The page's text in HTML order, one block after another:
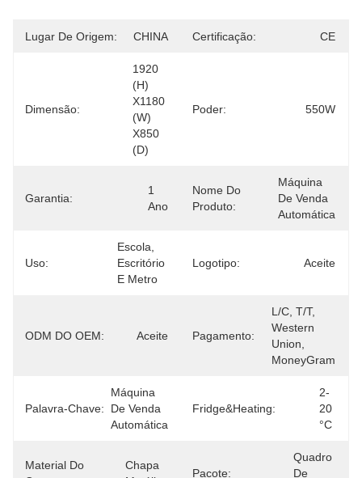
Lugar De Origem: CHINA Certificação: CE
Dimensão:
1920
(H)
X1180
(W)
X850
(D)
Poder: 550W
Garantia:
1
Ano
Nome Do
Produto:
Máquina
De Venda
Automática
Uso:
Escola,
Escritório
E Metro
Logotipo: Aceite
ODM DO OEM: Aceite Pagamento:
L/C, T/T,
Western
Union,
MoneyGram
Palavra-Chave:
Máquina
De Venda
Automática
Fridge&Heating:
2-
20
°C
Material Do
Chapa
Pacote:
Quadro
De